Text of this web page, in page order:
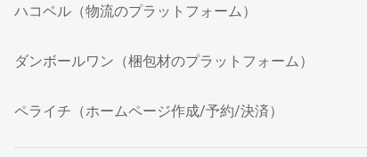
ハコベル（物流のプラットフォーム）
ダンボールワン（梱包材のプラットフォーム）
ペライチ（ホームページ作成/予約/決済）